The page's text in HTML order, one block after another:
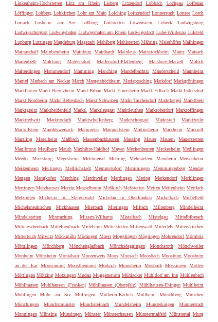
Linkenheim-Hochstetten
Linz am Rhein Lisberg Litzendorf Lobbach Löchgau
Loffenau
Löffingen Lohberg Lohkirchen Lohr am Main Loiching Loitzendorf Lonnerstadt Lonsee Lorch
Lörrach
Losheim am See Loßburg Lottstetten Löwenstein Lübeck
Ludwigsburg
Ludwigschorgast Ludwigshafen Ludwigshafen am Rhein Ludwigsstadt Luhe-Wildenau Lülsfeld
Lupburg Lutzingen Magdeburg Magstadt Mahlberg Mahlstetten Mähring Maierhöfen Maihingen
Mainaschaff Mainbernheim Mainburg Mainhardt Mainleus Mainstockheim Mainz Maisach
Maitenbeth
Malching Malgersdorf Mallersdorf-Pfaffenberg Malsburg-Marzell
Malsch
Malterdingen
Mammendorf Mamming Manching Mandelbachtal Manderscheid
Mannheim
Mantel Marbach am Neckar March Margetshöchheim Mariaposching Markdorf Markgröningen
Marklkofen Markt Berolzheim Markt Bibart Markt Einersheim Markt Erlbach Markt Indersdorf
Markt Nordheim Markt Rettenbach Markt Schwaben Markt Taschendorf Marktbergel Marktbreit
Marktgraitz Marktheidenfeld Marktl Marktleugast Marktleuthen Marktoberdorf Marktoffingen
Marktredwitz
Marktrodach Marktschellenberg Marktschorgast Marktsteft
Marktzeuln
Marloffstein
Maroldsweisach Marpingen Marquartstein Martinsheim Marxheim
Marxzell
Marzling
Maselheim Maßbach Massenbachhausen Massing Mauer Mauern
Mauerstetten
Maulbronn Maulburg Mauth Maxhütte-Haidhof Mayen Meckenbeuren Meckesheim Medlingen
Meeder
Meersburg Megesheim Mehlmeisel Mehring Mehrstetten Meinheim
Meisenheim
Meißenheim
Meitingen Mellrichstadt Memmelsdorf Memmingen Memmingerberg
Mendig
Mengen
Mengkofen Merching Merchweiler Merdingen Mering Merkendorf
Merklingen
Mertingen Merzhausen Merzig Mespelbrunn Meßkirch Meßstetten Metten Mettenheim Mettlach
Metzingen
Michelau im Steigerwald Michelau in Oberfranken Michelbach
Michelfeld
Michelsneukirchen
Mickhausen Miesbach Mietingen Miltach Miltenberg
Mindelheim
Mindelstetten
Mintraching Missen-Wilhams Mistelbach Mistelgau
Mittelbiberach
Mitteleschenbach Mittelneufnach Mittelsinn Mittelstetten Mittenwald Mitterfels Mitterskirchen
Mitterteich Mitwitz Möckmühl Mödingen Moers Mögglingen Möglingen Möhrendorf Mömbris
Mömlingen
Mönchberg Mönchengladbach Mönchsdeggingen Mönchsroth
Mönchweiler
Monheim Mönsheim Montabaur Moorenweis Moos Moosach Moosbach Moosburg Moosburg
an der Isar
Moosinning Moosthenning Morbach Mörnsheim Mosbach Mössingen Motten
Möttingen Mötzing Mötzingen Mudau Muggensturm Mühlacker Mühldorf am Inn Mühlenbach
Mühlhausen Mühlhausen (Franken) Mühlhausen (Oberpfalz) Mühlhausen-Ehingen Mühlheim
Mühlingen
Muhr am See Mulfingen Mülheim-Kärlich Müllheim Münchberg
München
Münchingen
Münchsmünster Münchsteinach Mundelsheim Munderkingen
Münnerstadt
Munningen Münsing Münsingen Münster Münsterhausen Münstermaifeld Münstertal Murg